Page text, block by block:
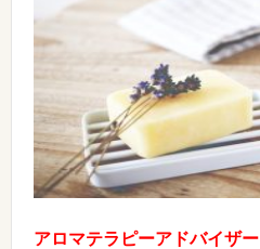
アロマテラピーアドバイザー